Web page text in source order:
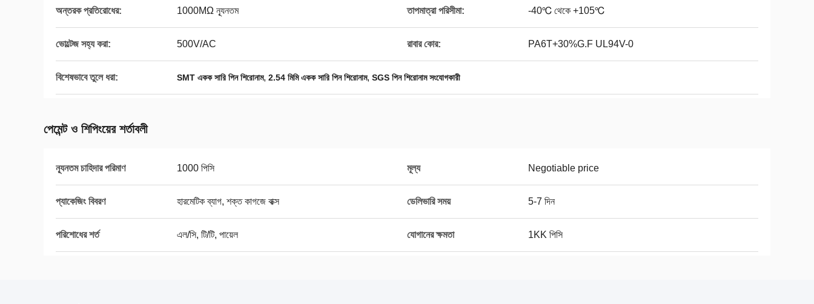
অন্তরক প্রতিরোধের: 1000MΩ ন্যূনতম তাপমাত্রা পরিসীমা: -40℃ থেকে +105℃
ভোল্টেজ সহ্য করা: 500V/AC রাবার কোর: PA6T+30%G.F UL94V-0
বিশেষভাবে তুলে ধরা: SMT একক সারি পিন শিরোনাম, 2.54 মিমি একক সারি পিন শিরোনাম, SGS পিন শিরোনাম সংযোগকারী
পেমেন্ট ও শিপিংয়ের শর্তাবলী
ন্যূনতম চাহিদার পরিমাণ 1000 পিসি মূল্য Negotiable price
প্যাকেজিং বিবরণ হারমেটিক ব্যাগ, শক্ত কাগজে বাক্স ডেলিভারি সময় 5-7 দিন
পরিশোধের শর্ত এল/সি, টি/টি, পায়েল যোগানের ক্ষমতা 1KK পিসি